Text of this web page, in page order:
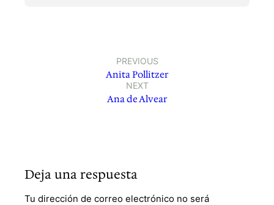
PREVIOUS
Anita Pollitzer
NEXT
Ana de Alvear
Deja una respuesta
Tu dirección de correo electrónico no será